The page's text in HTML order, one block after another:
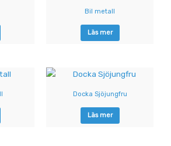
Bil metall
Läs mer
Docka Sjöjungfru
Läs mer